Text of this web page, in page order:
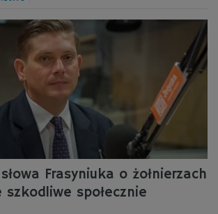
Frasyniuka o żołnierzach
szkodliwe społecznie